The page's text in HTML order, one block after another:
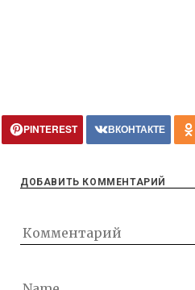
PINTEREST ВКОНТАКТЕ
ДОБАВИТЬ КОММЕНТАРИЙ